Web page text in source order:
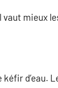
vaut mieux
d’eau.